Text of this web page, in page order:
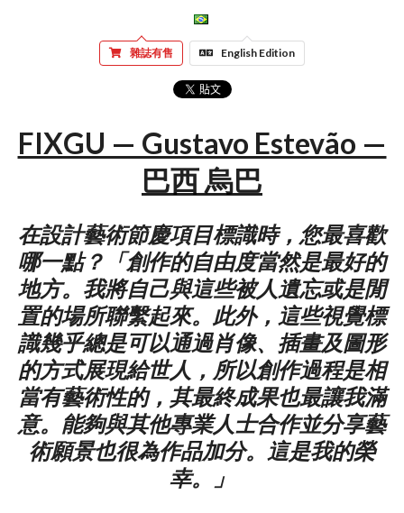
雜誌有售 English Edition
FIXGU — Gustavo Estevão —
巴西 烏巴
在設計藝術節慶項目標識時，您最喜歡
哪一點？「創作的自由度當然是最好的
地方。我將自己與這些被人遺忘或是閒
置的場所聯繫起來。此外，這些視覺標
識幾乎總是可以通過肖像、插畫及圖形
的方式展現給世人，所以創作過程是相
當有藝術性的，其最終成果也最讓我滿
意。能夠與其他專業人士合作並分享藝
術願景也很為作品加分。這是我的榮
幸。」